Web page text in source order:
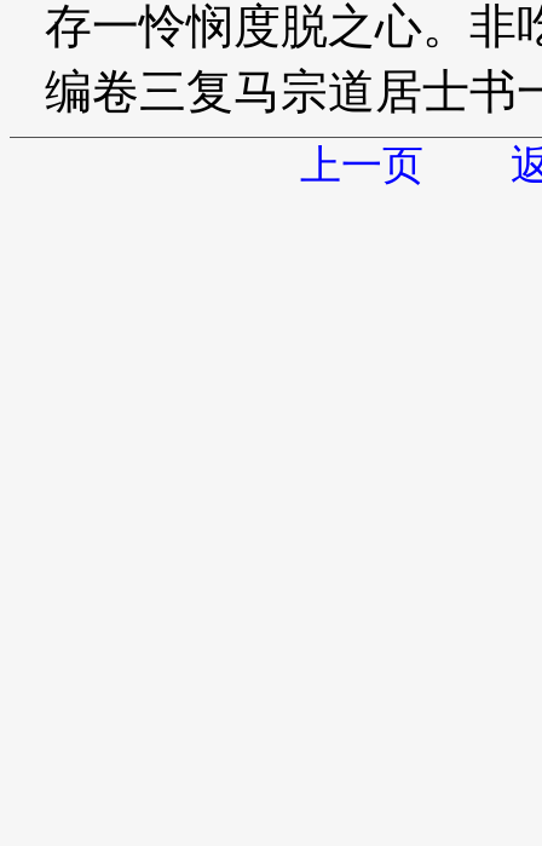
存一怜悯度脱之心。非
编卷三复马宗道居士书
上一页